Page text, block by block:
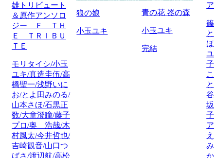
雄トリビュート
＆原作アンソロ
ジー Ｆ ＴＨ
Ｅ ＴＲＩＢＵ
ＴＥ
モリタイシ/小玉
ユキ/真造圭伍/高
橋聖一/浅野いに
お/とよ田みのる/
山本さほ/石黒正
数/大童澄瞳/藤子
プロ/奥 浩哉/木
村風太/今井哲也/
吉崎観音/山口つ
ばさ/渡辺航/高松
狼の娘
小玉ユキ
青の花 器の森
小玉ユキ
完結
ア
篠
と
ほ
ユ
子/
こ
と
谷
坂
子/
ア
え
み/
か